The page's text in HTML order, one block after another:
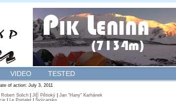
VIDEO TESTED
of action: July 3, 2011
Robert Solich Jiří Pětioký
Jan "Hany" Karhánek
Le Portalet Švýcarsko